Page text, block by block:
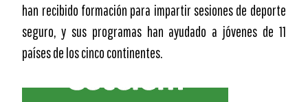
han recibido formación para impartir sesiones de deporte
seguro, y sus programas han ayudado a jóvenes de 11
países de los cinco continentes.